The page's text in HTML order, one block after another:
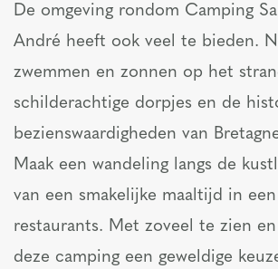
De omgeving rondom Camping
André heeft ook veel te bieden.
zwemmen en zonnen op het
schilderachtige dorpjes en de
bezienswaardigheden van
Maak een wandeling langs de
van een smakelijke maaltijd in
restaurants. Met zoveel te zien
deze camping een geweldige